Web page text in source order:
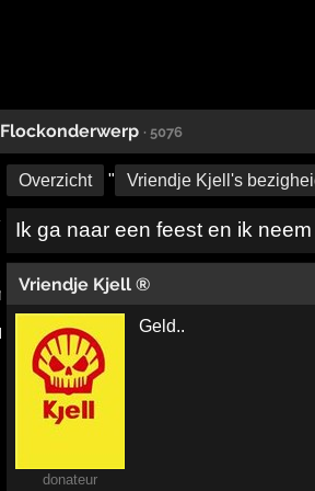
Flockonderwerp · 5076
Overzicht " Vriendje Kjell's
Ik ga naar een feest en ik neem
Vriendje Kjell ®
donateur
Geld..